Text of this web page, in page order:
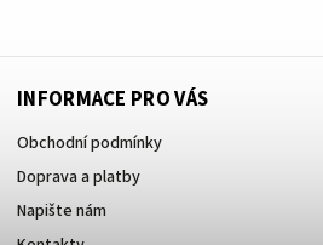
INFORMACE PRO VÁS
Obchodní podmínky
Doprava a platby
Napište nám